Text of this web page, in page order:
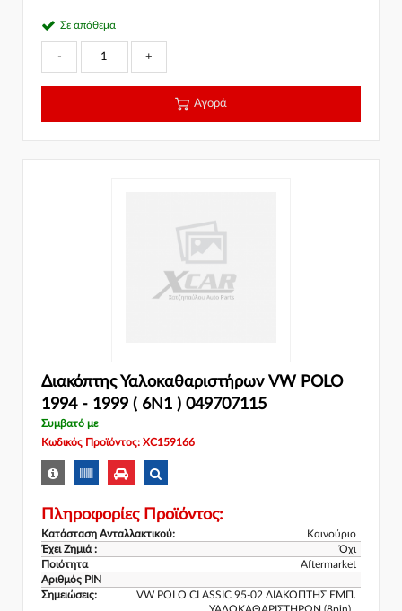
Σε απόθεμα
- +
Αγορά
Διακόπτης Υαλοκαθαριστήρων VW POLO
1994 - 1999 ( 6N1 ) 049707115
Συμβατό με
Κωδικός Προϊόντος: XC159166
Πληροφορίες Προϊόντος:
Κατάσταση Ανταλλακτικού:
Καινούριο
Έχει Ζημιά :
Όχι
Ποιότητα
Aftermarket
Αριθμός PIN
Σημειώσεις:
VW POLO CLASSIC 95-02 ΔΙΑΚΟΠΤΗΣ ΕΜΠ.